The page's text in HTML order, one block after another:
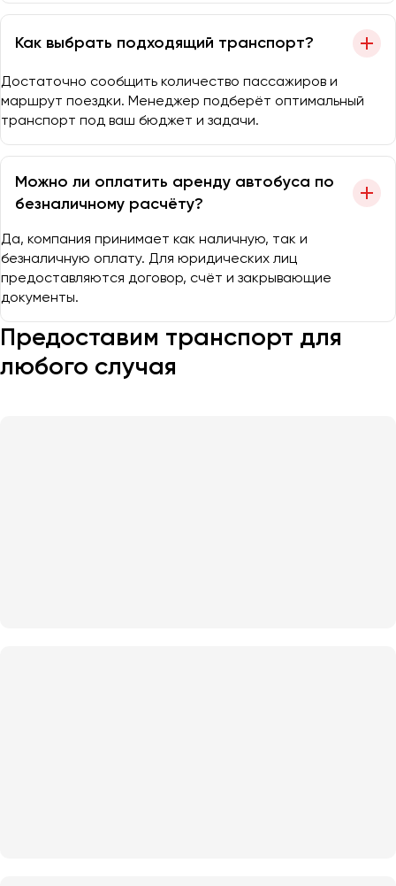
Как выбрать подходящий транспорт?
Достаточно сообщить количество пассажиров и
маршрут поездки. Менеджер подберёт оптимальный
транспорт под ваш бюджет и задачи.
Можно ли оплатить аренду автобуса по
безналичному расчёту?
Да, компания принимает как наличную, так и
безналичную оплату. Для юридических лиц
предоставляются договор, счёт и закрывающие
документы.
Предоставим транспорт для
любого случая